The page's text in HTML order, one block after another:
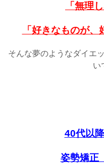
「無理
「好きなものが、
そんな夢のようなダイエ
い
40代以
姿勢矯正